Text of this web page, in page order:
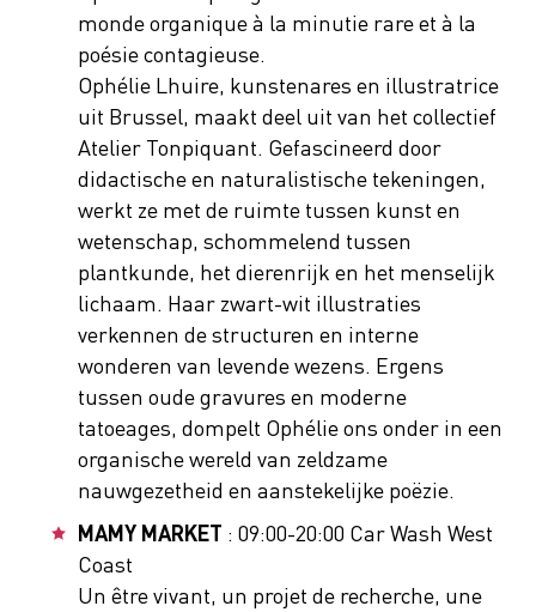
monde organique à la minutie rare et à la
poésie contagieuse.
Ophélie Lhuire, kunstenares en illustratrice
uit Brussel, maakt deel uit van het collectief
Atelier Tonpiquant. Gefascineerd door
didactische en naturalistische tekeningen,
werkt ze met de ruimte tussen kunst en
wetenschap, schommelend tussen
plantkunde, het dierenrijk en het menselijk
lichaam. Haar zwart-wit illustraties
verkennen de structuren en interne
wonderen van levende wezens. Ergens
tussen oude gravures en moderne
tatoeages, dompelt Ophélie ons onder in een
organische wereld van zeldzame
nauwgezetheid en aanstekelijke poëzie.
MAMY MARKET : 09:00-20:00 Car Wash West
Coast
Un être vivant, un projet de recherche, une